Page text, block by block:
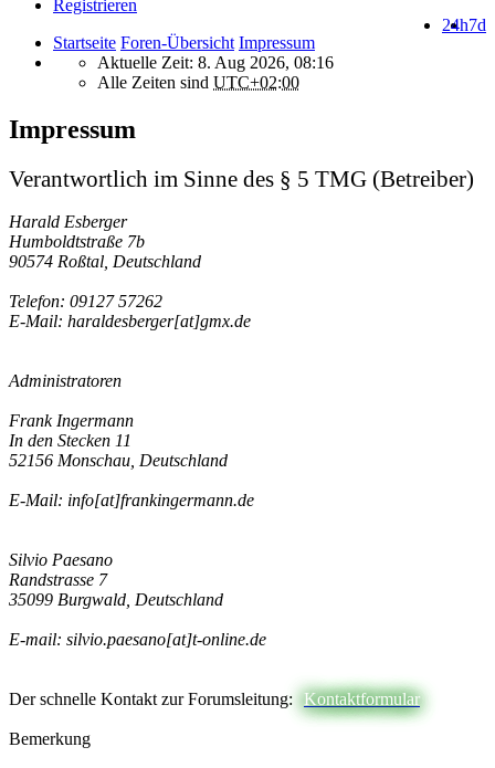
Registrieren
7d
24h
Startseite Foren-Übersicht Impressum
Aktuelle Zeit: 8. Aug 2026, 08:16
Alle Zeiten sind UTC+02:00
Impressum
Verantwortlich im Sinne des § 5 TMG (Betreiber)
Harald Esberger
Humboldtstraße 7b
90574 Roßtal, Deutschland
Telefon: 09127 57262
E-Mail: haraldesberger[at]gmx.de
Administratoren
Frank Ingermann
In den Stecken 11
52156 Monschau, Deutschland
E-Mail: info[at]frankingermann.de
Silvio Paesano
Randstrasse 7
35099 Burgwald, Deutschland
E-mail: silvio.paesano[at]t-online.de
Der schnelle Kontakt zur Forumsleitung: Kontaktformular
Bemerkung